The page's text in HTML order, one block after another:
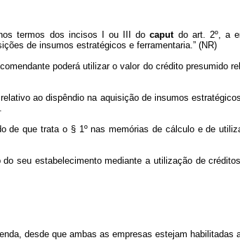
nos termos dos incisos I ou III docaput do art. 2º, a
de insumos estratégicos e ferramentaria.” (NR)
poderá utilizar o valor do crédito presumido
ao dispêndio na aquisição de insumos
de que trata o § 1º nas memórias de cálculo e de
seu estabelecimento mediante a utilização de
desde que ambas as empresas estejam habilitadas